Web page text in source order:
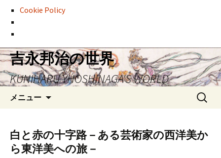
Cookie Policy
コ
ン
テ
ン
へ
吉永邦治の世界
KUNIHARU YHOSHINAGA'S WORLD
メニュー
検
索:
白と赤の十字路－ある芸術家の西洋美か
ら東洋美への旅－